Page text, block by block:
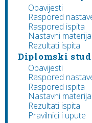
Obavijesti
Raspored
Raspored ispita
Nastavni materijal
Rezultati ispita
Diplomski
Obavijesti
Raspored
Raspored ispita
Nastavni materijal
Rezultati ispita
Pravilnici i upute